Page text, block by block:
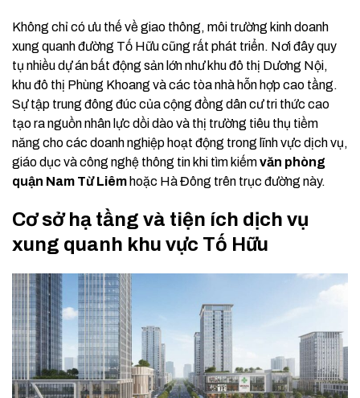
Không chỉ có ưu thế về giao thông, môi trường kinh doanh
xung quanh đường Tố Hữu cũng rất phát triển. Nơi đây quy
tụ nhiều dự án bất động sản lớn như khu đô thị Dương Nội,
khu đô thị Phùng Khoang và các tòa nhà hỗn hợp cao tầng.
Sự tập trung đông đúc của cộng đồng dân cư tri thức cao
tạo ra nguồn nhân lực dồi dào và thị trường tiêu thụ tiềm
năng cho các doanh nghiệp hoạt động trong lĩnh vực dịch vụ,
giáo dục và công nghệ thông tin khi tìm kiếmvăn phòng
quận Nam Từ Liêm hoặc Hà Đông trên trục đường này.
Cơ sở hạ tầng và tiện ích dịch vụ
xung quanh khu vực Tố Hữu